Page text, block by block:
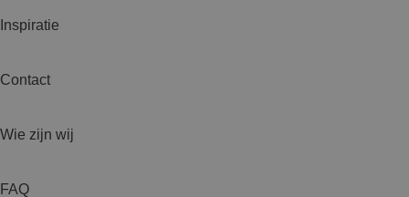
Inspiratie
Contact
Wie zijn wij
FAQ